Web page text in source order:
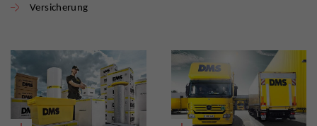
Versicherung